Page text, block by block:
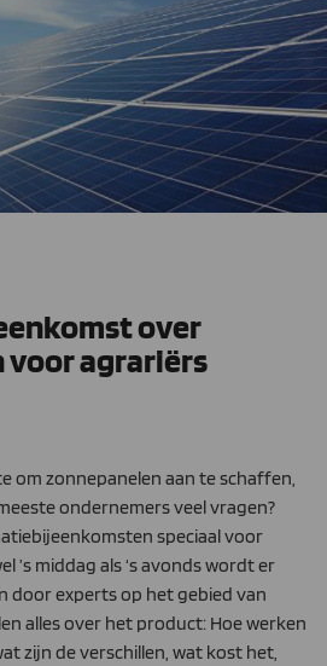
over
voor agrariërs
om zonnepanelen aan te schaffen,
ondernemers veel vragen?
speciaal voor
’s middag als ‘s avonds wordt er
door experts op het gebied van
alles over het product: Hoe werken
zijn de verschillen, wat kost het,